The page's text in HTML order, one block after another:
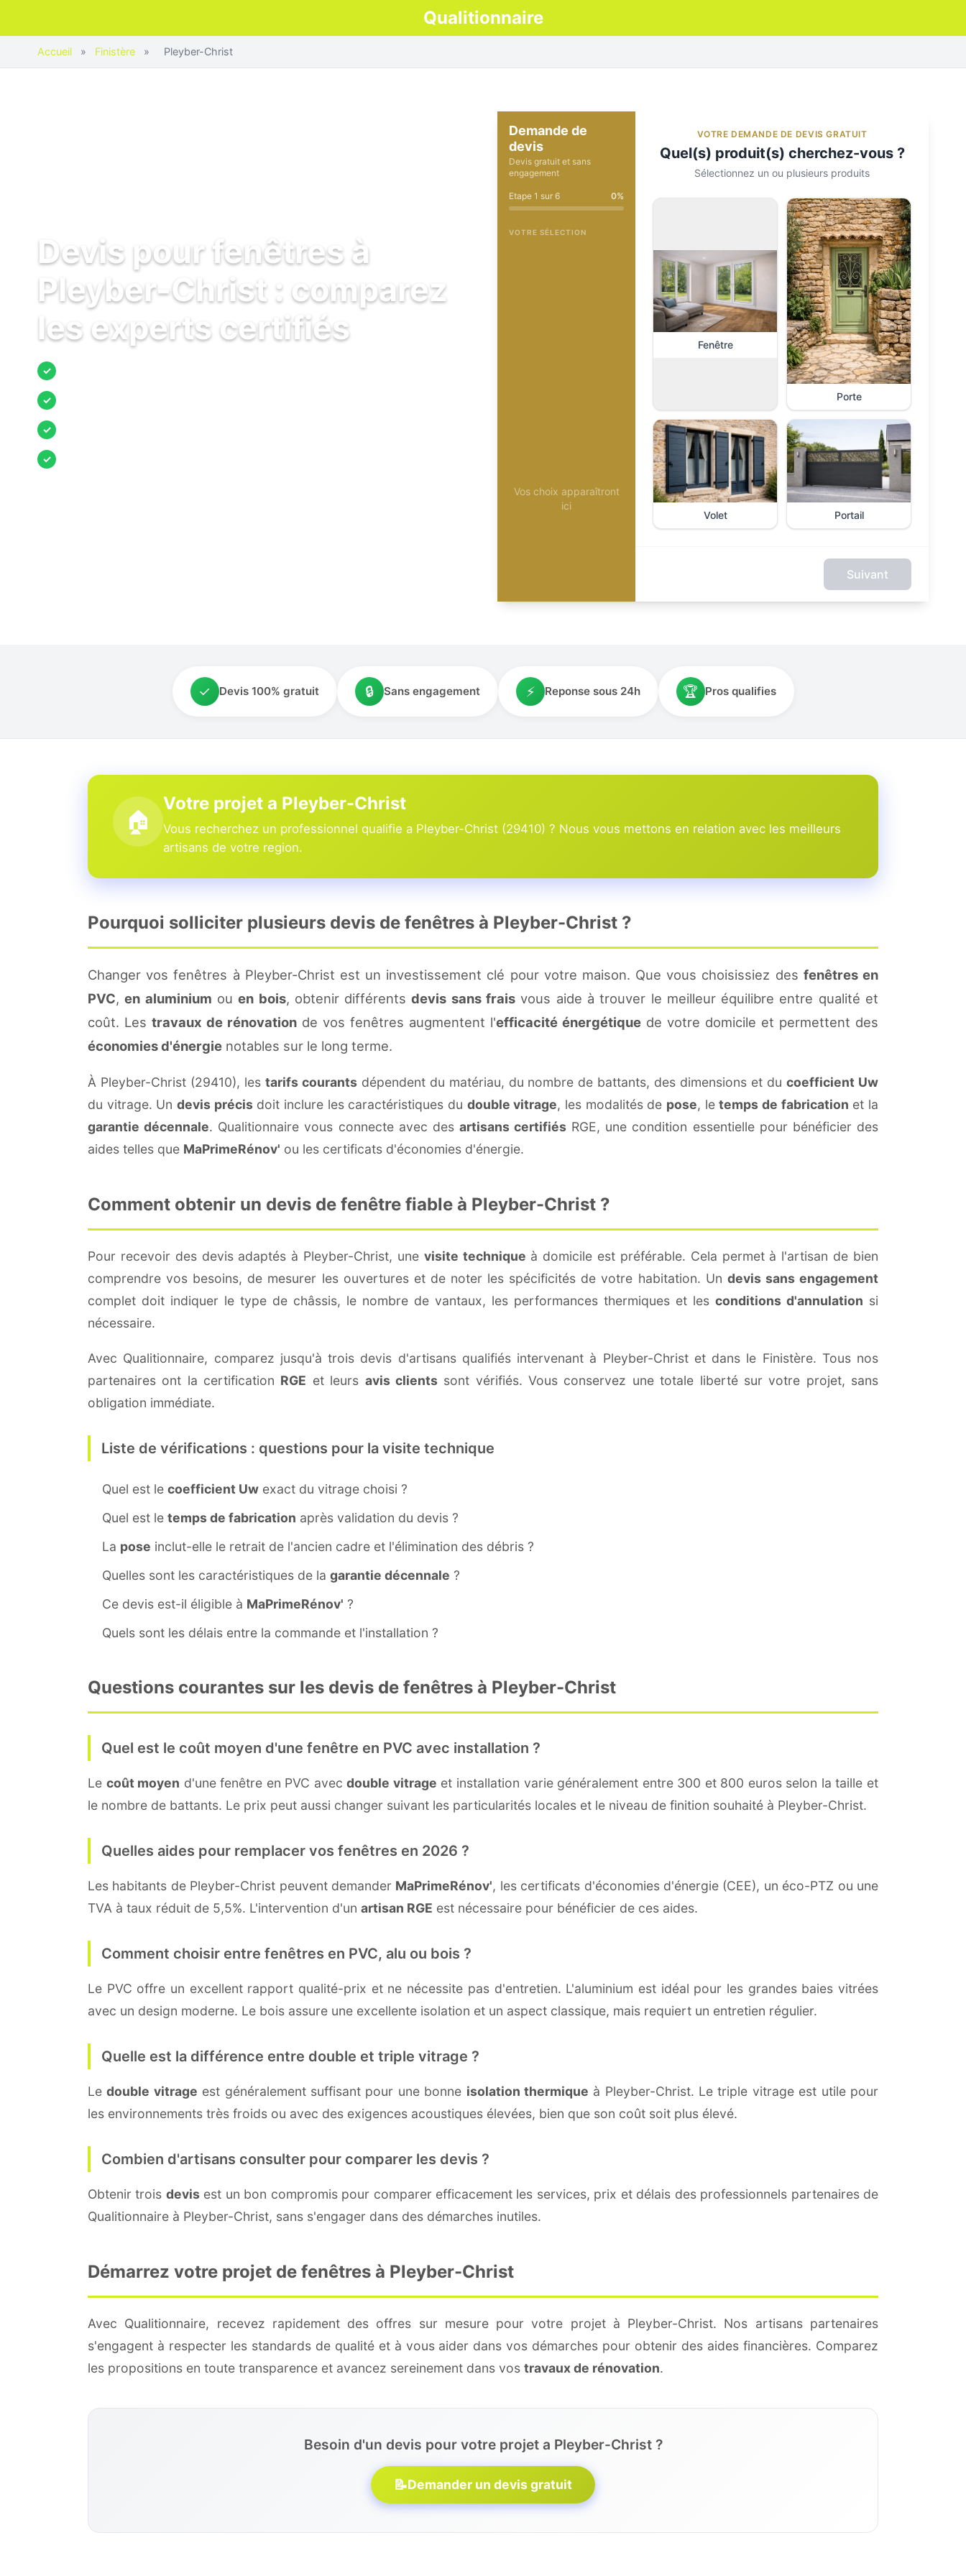
Qualitionnaire
Accueil » Finistère » Pleyber-Christ
Devis pour fenêtres à
Pleyber-Christ : comparez
les experts certifiés
✓
✓
✓
✓
Demande de
devis
Devis gratuit et sans
engagement
Etape 1 sur 6 0%
VOTRE SÉLECTION
Vos choix apparaîtront
ici
VOTRE DEMANDE DE DEVIS GRATUIT
Quel(s) produit(s) cherchez-vous ?
Sélectionnez un ou plusieurs produits
Fenêtre
Porte
Volet Portail
Suivant
✓ Devis 100% gratuit 🔒 Sans engagement ⚡ Reponse sous 24h 🏆 Pros qualifies
🏠
Votre projet a Pleyber-Christ
Vous recherchez un professionnel qualifie a Pleyber-Christ (29410) ? Nous vous mettons en relation avec les meilleurs
artisans de votre region.
Pourquoi solliciter plusieurs devis de fenêtres à Pleyber-Christ ?
Changer vos fenêtres à Pleyber-Christ est un investissement clé pour votre maison. Que vous choisissiez des fenêtres en
PVC,en aluminium ouen bois, obtenir différentsdevis sans frais vous aide à trouver le meilleur équilibre entre qualité et
coût. Les travaux de rénovation de vos fenêtres augmentent l'efficacité énergétique de votre domicile et permettent des
économies d'énergie notables sur le long terme.
À Pleyber-Christ (29410), les tarifs courantsdépendent du matériau, du nombre de battants, des dimensions et ducoefficient Uw
du vitrage. Un devis précisdoit inclure les caractéristiques du double vitrage, les modalités de pose, letemps de fabrication et la
garantie décennale. Qualitionnaire vous connecte avec des artisans certifiés RGE, une condition essentielle pour bénéficier des
aides telles que MaPrimeRénov' ou les certificats d'économies d'énergie.
Comment obtenir un devis de fenêtre fiable à Pleyber-Christ ?
Pour recevoir des devis adaptés à Pleyber-Christ, une visite technique à domicile est préférable. Cela permet à l'artisan de bien
comprendre vos besoins, de mesurer les ouvertures et de noter les spécificités de votre habitation. Un devis sans engagement
complet doit indiquer le type de châssis, le nombre de vantaux, les performances thermiques et les conditions d'annulation si
nécessaire.
Avec Qualitionnaire, comparez jusqu'à trois devis d'artisans qualifiés intervenant à Pleyber-Christ et dans le Finistère. Tous nos
partenaires ont la certification RGE et leurs avis clientssont vérifiés. Vous conservez une totale liberté sur votre projet, sans
obligation immédiate.
Liste de vérifications : questions pour la visite technique
Quel est le coefficient Uw exact du vitrage choisi ?
Quel est le temps de fabrication après validation du devis ?
La pose inclut-elle le retrait de l'ancien cadre et l'élimination des débris ?
Quelles sont les caractéristiques de la garantie décennale ?
Ce devis est-il éligible à MaPrimeRénov' ?
Quels sont les délais entre la commande et l'installation ?
Questions courantes sur les devis de fenêtres à Pleyber-Christ
Quel est le coût moyen d'une fenêtre en PVC avec installation ?
Le coût moyen d'une fenêtre en PVC avecdouble vitrage et installation varie généralement entre 300 et 800 euros selon la taille et
le nombre de battants. Le prix peut aussi changer suivant les particularités locales et le niveau de finition souhaité à Pleyber-Christ.
Quelles aides pour remplacer vos fenêtres en 2026 ?
Les habitants de Pleyber-Christ peuvent demander MaPrimeRénov', les certificats d'économies d'énergie (CEE), un éco-PTZ ou une
TVA à taux réduit de 5,5%. L'intervention d'un artisan RGE est nécessaire pour bénéficier de ces aides.
Comment choisir entre fenêtres en PVC, alu ou bois ?
Le PVC offre un excellent rapport qualité-prix et ne nécessite pas d'entretien. L'aluminium est idéal pour les grandes baies vitrées
avec un design moderne. Le bois assure une excellente isolation et un aspect classique, mais requiert un entretien régulier.
Quelle est la différence entre double et triple vitrage ?
Ledouble vitrage est généralement suffisant pour une bonne isolation thermique à Pleyber-Christ. Le triple vitrage est utile pour
les environnements très froids ou avec des exigences acoustiques élevées, bien que son coût soit plus élevé.
Combien d'artisans consulter pour comparer les devis ?
Obtenir trois devisest un bon compromis pour comparer efficacement les services, prix et délais des professionnels partenaires de
Qualitionnaire à Pleyber-Christ, sans s'engager dans des démarches inutiles.
Démarrez votre projet de fenêtres à Pleyber-Christ
Avec Qualitionnaire, recevez rapidement des offres sur mesure pour votre projet à Pleyber-Christ. Nos artisans partenaires
s'engagent à respecter les standards de qualité et à vous aider dans vos démarches pour obtenir des aides financières. Comparez
les propositions en toute transparence et avancez sereinement dans vos travaux de rénovation.
Besoin d'un devis pour votre projet a Pleyber-Christ ?
📝Demander un devis gratuit